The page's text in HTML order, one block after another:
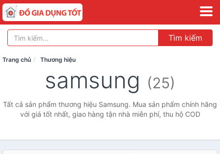
Tìm kiếm
Trang chủ Thương hiệu
samsung (25)
Tất cả sản phẩm thương hiệu Samsung. Mua sản phẩm chính hãng
với giá tốt nhất, giao hàng tận nhà miễn phí, thu hộ COD